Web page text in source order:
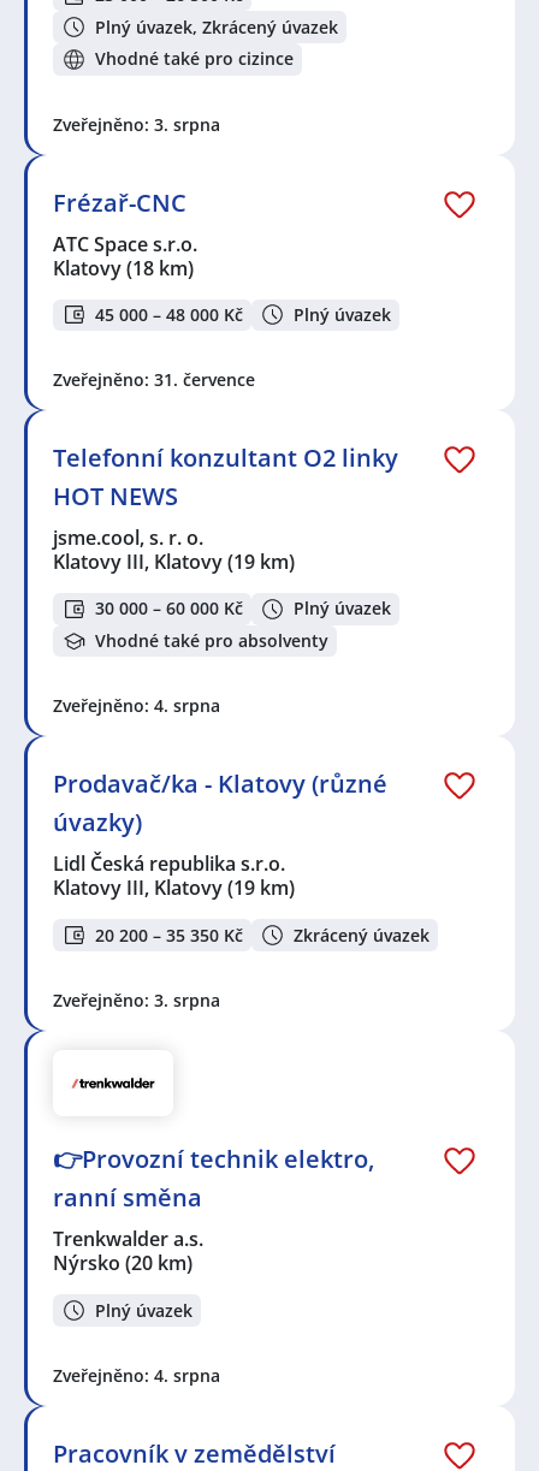
Plný úvazek, Zkrácený úvazek
Vhodné také pro cizince
Zveřejněno: 3. srpna
Frézař-CNC
ATC Space s.r.o.
Klatovy(18 km)
45 000 – 48 000 Kč Plný úvazek
Zveřejněno: 31. července
Telefonní konzultant O2 linky
HOT NEWS
jsme.cool, s. r. o.
Klatovy III, Klatovy(19 km)
30 000 – 60 000 Kč
Plný úvazek
Vhodné také pro absolventy
Zveřejněno: 4. srpna
Prodavač/ka - Klatovy (různé
úvazky)
Lidl Česká republika s.r.o.
Klatovy III, Klatovy(19 km)
20 200 – 35 350 Kč Zkrácený úvazek
Zveřejněno: 3. srpna
👉Provozní technik elektro,
ranní směna
Trenkwalder a.s.
Nýrsko (20 km)
Plný úvazek
Zveřejněno: 4. srpna
Pracovník v zemědělství